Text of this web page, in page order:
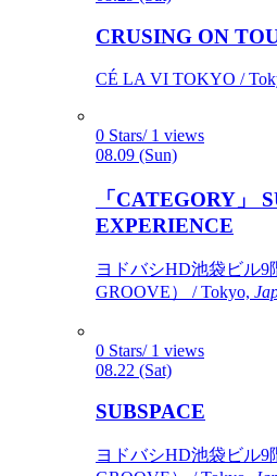
CRUSING ON
CÉ LA VI TOKYO /
0 Stars/ 1 views
08.09 (Sun)
「CATEGORY」
EXPERIENCE
ヨドバシHD池袋ビル9
GROOVE） / Tokyo,
0 Stars/ 1 views
08.22 (Sat)
SUBSPACE
ヨドバシHD池袋ビル9